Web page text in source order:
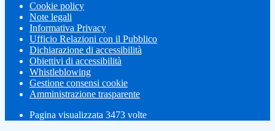
Cookie policy
Note legali
Informativa Privacy
Ufficio Relazioni con il Pubblico
Dichiarazione di accessibilità
Obiettivi di accessibilità
Whistleblowing
Gestione consensi cookie
Amministrazione trasparente
Pagina visualizzata 3473 volte